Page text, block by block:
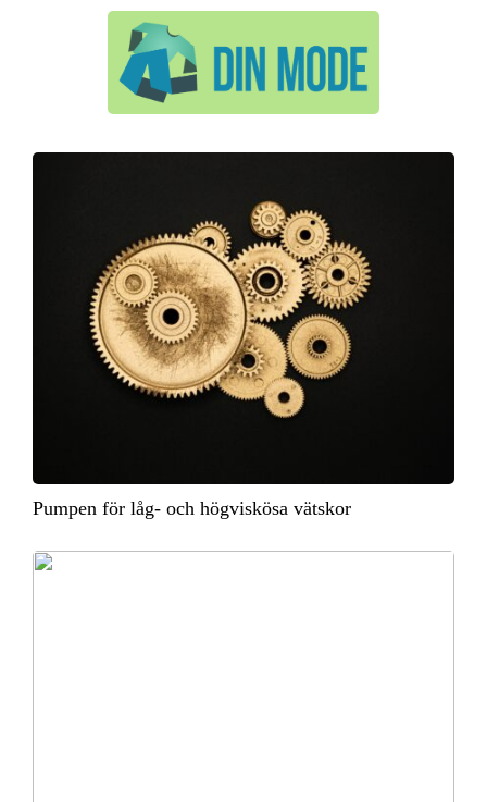
Pumpen för låg- och högviskösa vätskor